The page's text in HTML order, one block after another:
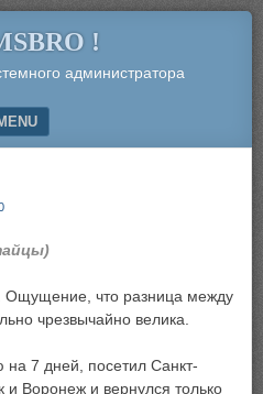
!
администратора
Ощущение, что разница между
чрезвычайно велика.
на 7 дней, посетил Санкт-
и Воронеж и вернулся только